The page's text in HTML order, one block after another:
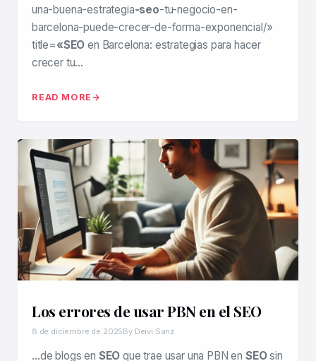
una-buena-estrategia-seo-tu-negocio-en-
barcelona-puede-crecer-de-forma-exponencial/»
title=«SEO en Barcelona: estrategias para hacer
crecer tu…
READ MORE
Los errores de usar PBN en el SEO
8 de diciembre de 2025By Deivi Sanz
…de blogs en SEO que trae usar una PBN en SEOsin